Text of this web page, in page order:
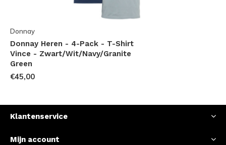
Donnay
Donnay Heren - 4-Pack - T-Shirt
Vince - Zwart/Wit/Navy/Granite
Green
€45,00
Klantenservice
Mijn account